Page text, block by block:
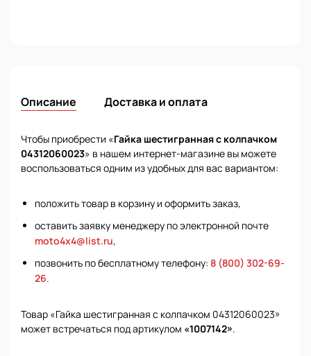
Описание Доставка и оплата
Чтобы приобрести «Гайка шестигранная с колпачком
04312060023» в нашем интернет-магазине вы можете
воспользоваться одним из удобных для вас вариантом:
положить товар в корзину и оформить заказ,
оставить заявку менеджеру по электронной почте
moto4x4@list.ru,
позвонить по бесплатному телефону: 8 (800) 302-69-
26.
Товар «Гайка шестигранная с колпачком 04312060023»
может встречаться под артикулом «1007142».